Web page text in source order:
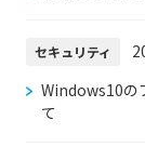
セキュリティ
Windows10の
て